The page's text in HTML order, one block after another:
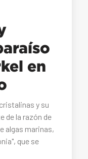
en
y su
de la razón de
algas marinas,
que se